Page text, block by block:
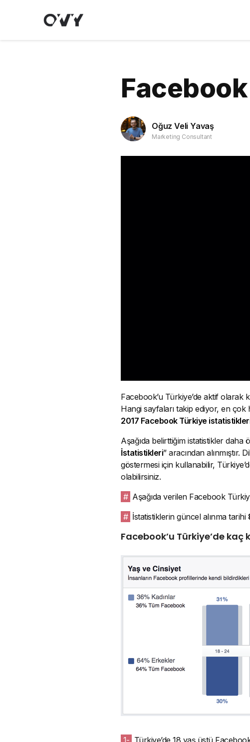
Oğuz Veli Yavaş
Marketing Consultant
Facebook’u Türkiye’de aktif olarak
Hangi sayfaları takip ediyor, en
2017 Facebook Türkiye
Aşağıda belirttiğim istatistikler daha
İstatistikleri” aracından alınmıştır.
göstermesi için kullanabilir,
olabilirsiniz.
# Aşağıda verilen Facebook
# İstatistiklerin güncel alınma tarihi
Facebook’u Türkiye’de kaç
1- Türkiye’de 18 yaş üstü